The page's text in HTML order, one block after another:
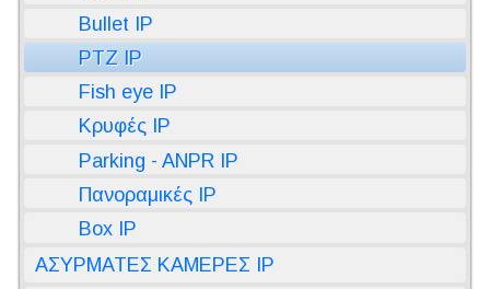
Bullet IP
PTZ IP
Fish eye IP
Κρυφές IP
Parking - ANPR IP
Πανοραμικές IP
Box IP
ΑΣΥΡΜΑΤΕΣ ΚΑΜΕΡΕΣ IP